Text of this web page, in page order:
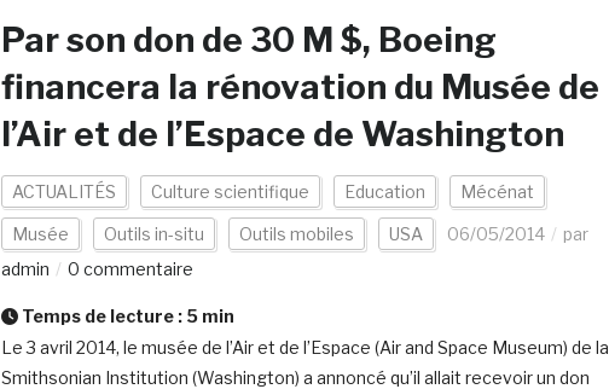
Par son don de 30 M $, Boeing
financera la rénovation du Musée de
l’Air et de l’Espace de Washington
ACTUALITÉS Culture scientifique Education Mécénat
Musée Outils in-situ Outils mobiles USA 06/05/2014
par
admin
0 commentaire
Temps de lecture : 5 min
Le 3 avril 2014, le musée de l’Air et de l’Espace (Air and Space Museum) de la
Smithsonian Institution (Washington) a annoncé qu’il allait recevoir un don